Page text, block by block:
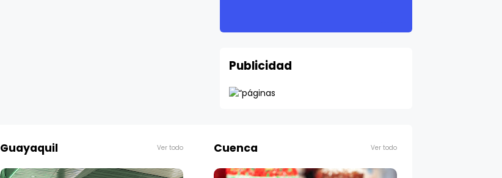
Publicidad
Guayaquil Ver todo Cuenca Ver todo